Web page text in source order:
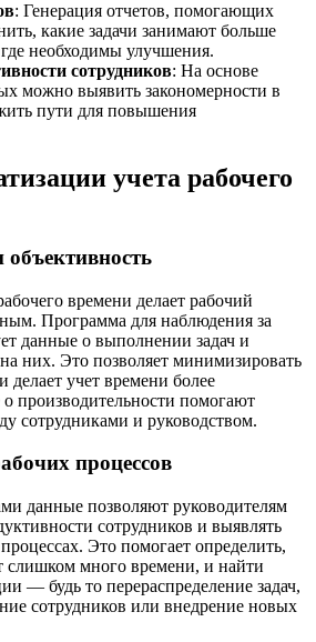
: Генерация отчетов, помогающих
какие задачи занимают больше
необходимы улучшения.
сотрудников: На основе
можно выявить закономерности в
пути для повышения
учета рабочего
объективность
времени делает рабочий
Программа для наблюдения за
данные о выполнении задач и
них. Это позволяет минимизировать
делает учет времени более
производительности помогают
сотрудниками и руководством.
процессов
данные позволяют руководителям
сотрудников и выявлять
Это помогает определить,
слишком много времени, и найти
— будь то перераспределение задач,
сотрудников или внедрение новых